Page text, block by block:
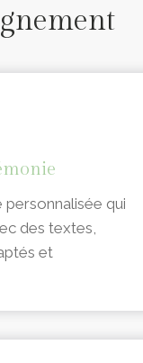
personnalisée qui
des textes,
et